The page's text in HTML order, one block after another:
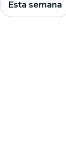
Esta semana